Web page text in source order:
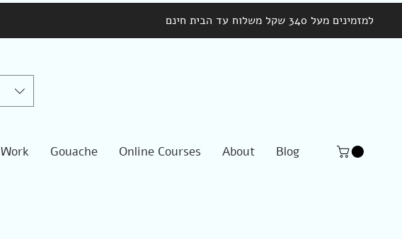
למזמינים מעל 340 שקל משלוח עד הבית חינם
Work Gouache Online Courses About Blog